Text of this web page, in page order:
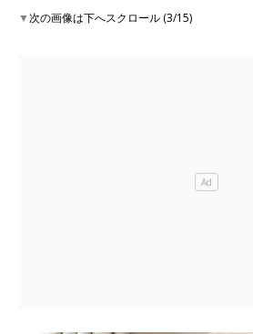
▼次の画像は下へスクロール (3/15)